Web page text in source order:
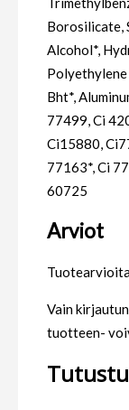
Borosilicate,
Alcohol*,
Polyethylene
Bht*,
77499, Ci
Ci15880,
77163*, Ci
60725
Arviot
Vain
tuotteen-